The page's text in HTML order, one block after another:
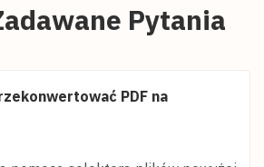
Pytania
PDF na